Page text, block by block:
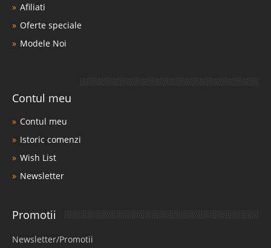
Afiliati
Oferte speciale
Modele Noi
Contul meu
Contul meu
Istoric comenzi
Wish List
Newsletter
Promotii
Newsletter/Promotii